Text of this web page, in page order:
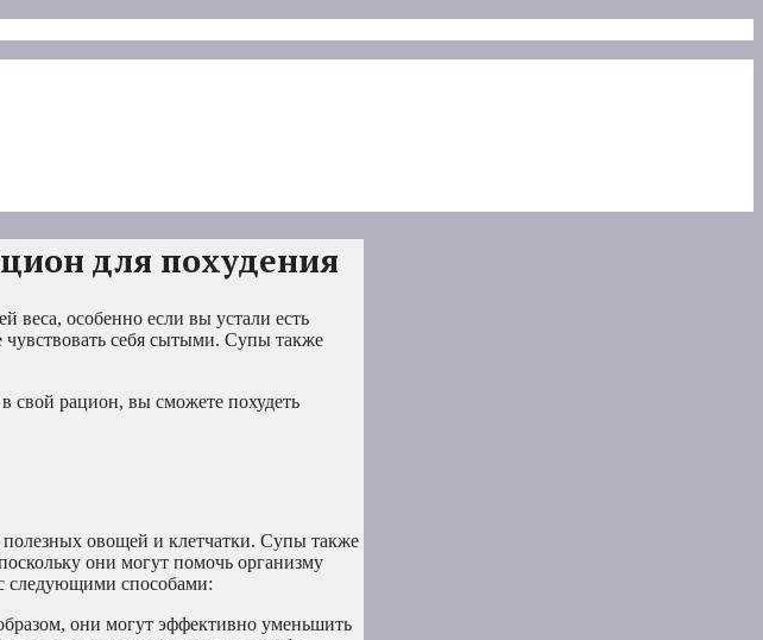
для похудения
веса, особенно если вы устали есть
чувствовать себя сытыми. Супы также
свой рацион, вы сможете похудеть
овощей и клетчатки. Супы также
они могут помочь организму
следующими способами:
они могут эффективно уменьшить